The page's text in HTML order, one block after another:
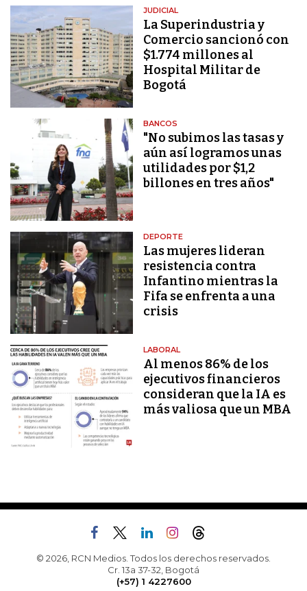
JUDICIAL
La Superindustria y
Comercio sancionó con
$1.774 millones al
Hospital Militar de
Bogotá
BANCOS
"No subimos las tasas y
aún así logramos unas
utilidades por $1,2
billones en tres años"
DEPORTE
Las mujeres lideran
resistencia contra
Infantino mientras la
Fifa se enfrenta a una
crisis
LABORAL
Al menos 86% de los
ejecutivos financieros
consideran que la IA es
más valiosa que un MBA
© 2026, RCN Medios. Todos los derechos reservados.
Cr. 13a 37-32, Bogotá
(+57) 1 4227600